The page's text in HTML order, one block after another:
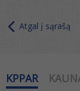
Atgal į sąrašą
KPPAR